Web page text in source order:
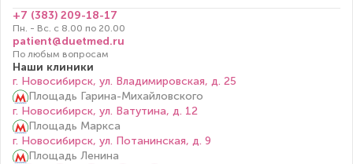
+7 (383) 209-18-17
Пн. - Вс. с 8.00 по 20.00
patient@duetmed.ru
По любым вопросам
Наши клиники
г. Новосибирск, ул. Владимировская, д. 25
Площадь Гарина-Михайловского
г. Новосибирск, ул. Ватутина, д. 12
Площадь Маркса
г. Новосибирск, ул. Потанинская, д. 9
Площадь Ленина